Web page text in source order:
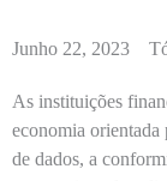
Junho 22, 2023
As instituições
economia orientada
de dados, a